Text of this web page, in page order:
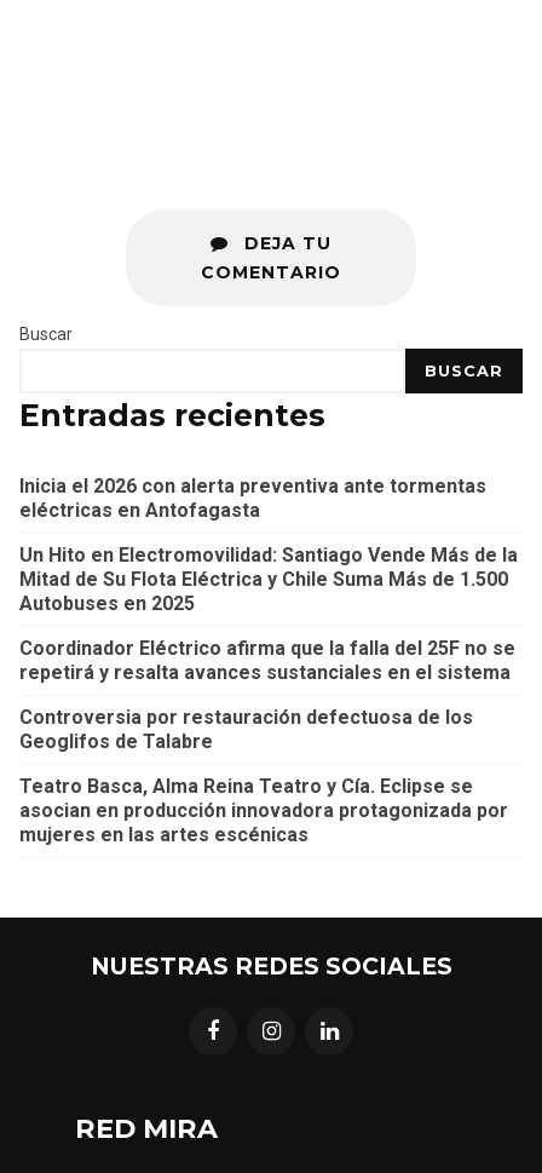
DEJA TU
COMENTARIO
Buscar
BUSCAR
Entradas recientes
Inicia el 2026 con alerta preventiva ante tormentas
eléctricas en Antofagasta
Un Hito en Electromovilidad: Santiago Vende Más de la
Mitad de Su Flota Eléctrica y Chile Suma Más de 1.500
Autobuses en 2025
Coordinador Eléctrico afirma que la falla del 25F no se
repetirá y resalta avances sustanciales en el sistema
Controversia por restauración defectuosa de los
Geoglifos de Talabre
Teatro Basca, Alma Reina Teatro y Cía. Eclipse se
asocian en producción innovadora protagonizada por
mujeres en las artes escénicas
NUESTRAS REDES SOCIALES
RED MIRA